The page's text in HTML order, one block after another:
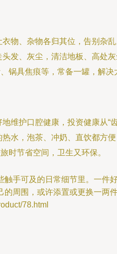
物、杂物各归其位，告别杂乱
发、灰尘，清洁地板、高处
锅具焦痕等，常备一罐，解决
维护口腔健康，投资健康从“齿
水，泡茶、冲奶、直饮都方便
时节省空间，卫生又环保。
手可及的日常细节里。一
周围，或许添置或更换一两
78.html